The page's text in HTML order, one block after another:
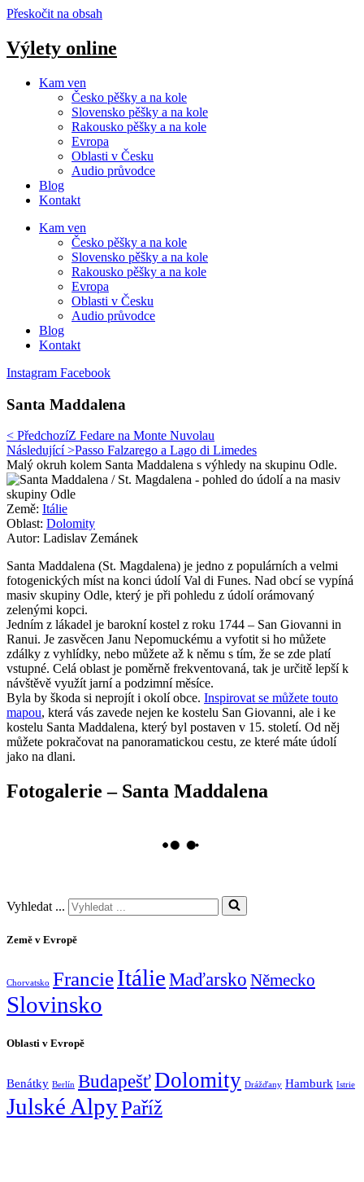
Přeskočit na obsah
Výlety online
Kam ven
Česko pěšky a na kole
Slovensko pěšky a na kole
Rakousko pěšky a na kole
Evropa
Oblasti v Česku
Audio průvodce
Blog
Kontakt
Kam ven
Česko pěšky a na kole
Slovensko pěšky a na kole
Rakousko pěšky a na kole
Evropa
Oblasti v Česku
Audio průvodce
Blog
Kontakt
Instagram Facebook
Santa Maddalena
< PředchozíZ Fedare na Monte Nuvolau
Následující >Passo Falzarego a Lago di Limedes
Malý okruh kolem Santa Maddalena s výhledy na skupinu Odle.
Země: Itálie
Oblast: Dolomity
Autor: Ladislav Zemánek
Santa Maddalena (St. Magdalena) je jedno z populárních a velmi
fotogenických míst na konci údolí Val di Funes. Nad obcí se vypíná
masiv skupiny Odle, který je při pohledu z údolí orámovaný
zelenými kopci.
Jedním z lákadel je barokní kostel z roku 1744 – San Giovanni in
Ranui. Je zasvěcen Janu Nepomuckému a vyfotit si ho můžete
zdálky z vyhlídky, nebo můžete až k němu s tím, že se zde platí
vstupné. Celá oblast je poměrně frekventovaná, tak je určitě lepší k
návštěvě využít jarní a podzimní měsíce.
Byla by škoda si neprojít i okolí obce. Inspirovat se můžete touto
mapou, která vás zavede nejen ke kostelu San Giovanni, ale i ke
kostelu Santa Maddalena, který byl postaven v 15. století. Od něj
můžete pokračovat na panoramatickou cestu, ze které máte údolí
jako na dlani.
Fotogalerie – Santa Maddalena
Vyhledat ...
Země v Evropě
Chorvatsko FrancieItálieMaďarsko Německo
Slovinsko
Oblasti v Evropě
Benátky Berlín BudapešťDolomity Drážďany Hamburk Istrie
Julské AlpyPaříž